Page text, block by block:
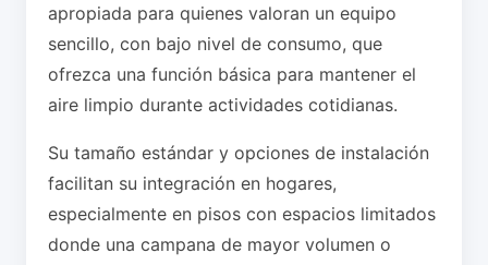
apropiada para quienes valoran un equipo
sencillo, con bajo nivel de consumo, que
ofrezca una función básica para mantener el
aire limpio durante actividades cotidianas.
Su tamaño estándar y opciones de instalación
facilitan su integración en hogares,
especialmente en pisos con espacios limitados
donde una campana de mayor volumen o